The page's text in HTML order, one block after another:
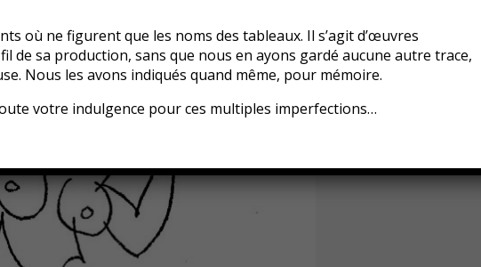
où ne figurent que les noms des tableaux. Il s’agit d’œuvres
de sa production, sans que nous en ayons gardé aucune autre trace,
Nous les avons indiqués quand même, pour mémoire.
votre indulgence pour ces multiples imperfections…